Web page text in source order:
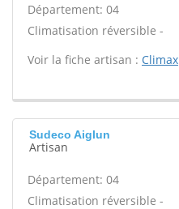
Département: 04
Climatisation réversible -
Voir la fiche artisan : Climax
Sudeco Aiglun
Artisan
Département: 04
Climatisation réversible -